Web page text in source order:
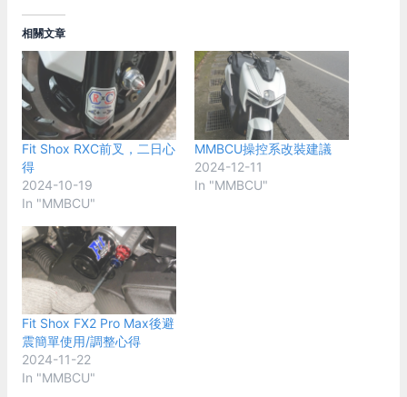
相關文章
Fit Shox RXC前叉，二日心
得
2024-10-19
In "MMBCU"
MMBCU操控系改裝建議
2024-12-11
In "MMBCU"
Fit Shox FX2 Pro Max後避
震簡單使用/調整心得
2024-11-22
In "MMBCU"